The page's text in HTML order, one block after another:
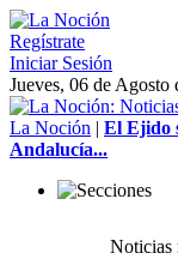
Regístrate
Iniciar Sesión
Jueves, 06 de Agosto
La Noción | El Ejido
Andalucía...
Noticias